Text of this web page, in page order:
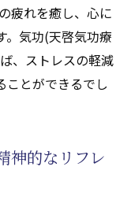
疲れを癒し、心に
。気功(天啓気功療
、ストレスの軽減
ことができるでし
神的なリフレ